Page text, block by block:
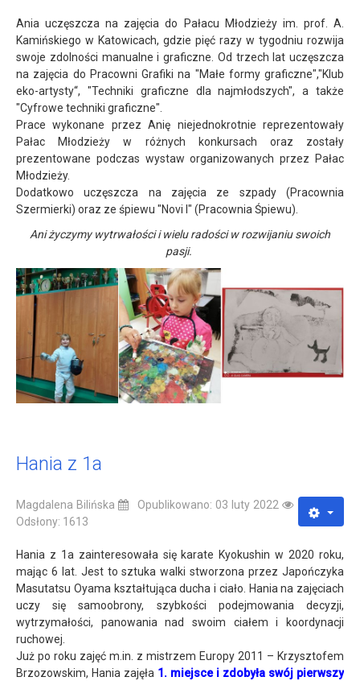
Ania uczęszcza na zajęcia do Pałacu Młodzieży im. prof. A.
Kamińskiego w Katowicach, gdzie pięć razy w tygodniu rozwija
swoje zdolności manualne i graficzne. Od trzech lat uczęszcza
na zajęcia do Pracowni Grafiki na "Małe formy graficzne","Klub
eko-artysty“, "Techniki graficzne dla najmłodszych", a także
"Cyfrowe techniki graficzne".
Prace wykonane przez Anię niejednokrotnie reprezentowały
Pałac Młodzieży w różnych konkursach oraz zostały
prezentowane podczas wystaw organizowanych przez Pałac
Młodzieży.
Dodatkowo uczęszcza na zajęcia ze szpady (Pracownia
Szermierki) oraz ze śpiewu "Novi I" (Pracownia Śpiewu).
Ani życzymy wytrwałości i wielu radości w rozwijaniu swoich
pasji.
Hania z 1a
Magdalena Bilińska
Opublikowano: 03 luty 2022
Odsłony: 1613
Hania z 1a zainteresowała się karate Kyokushin w 2020 roku,
mając 6 lat. Jest to sztuka walki stworzona przez Japończyka
Masutatsu Oyama kształtująca ducha i ciało. Hania na zajęciach
uczy się samoobrony, szybkości podejmowania decyzji,
wytrzymałości, panowania nad swoim ciałem i koordynacji
ruchowej.
Już po roku zajęć m.in. z mistrzem Europy 2011 – Krzysztofem
Brzozowskim, Hania zajęła 1. miejsce i zdobyła swój pierwszy